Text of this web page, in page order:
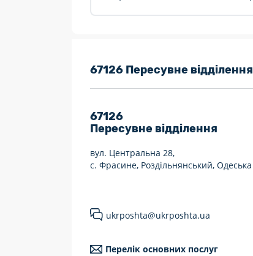
7 днів на тиждень
Працюють після 19:00
Працюють у вихідні
67126 Пересувне відділення
67126
Пересувне відділення
вул. Центральна 28,
с. Фрасине, Роздільнянський, Одеська
ukrposhta@ukrposhta.ua
Перелік основних послуг